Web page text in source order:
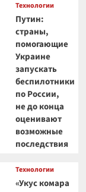
Технологии
Путин:
страны,
помогающие
Украине
запускать
беспилотники
по России,
не до конца
оценивают
возможные
последствия
Технологии
«Укус комара